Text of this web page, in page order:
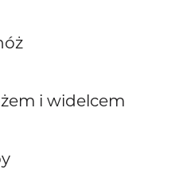
i widelcem